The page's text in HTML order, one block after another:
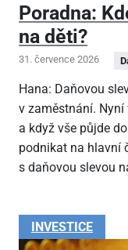
Poradna:
na děti?
31. července 2026
Hana: Daňovou
v zaměstnání.
a když vše půjde
podnikat na hlavní
s daňovou slevou
INVESTICE